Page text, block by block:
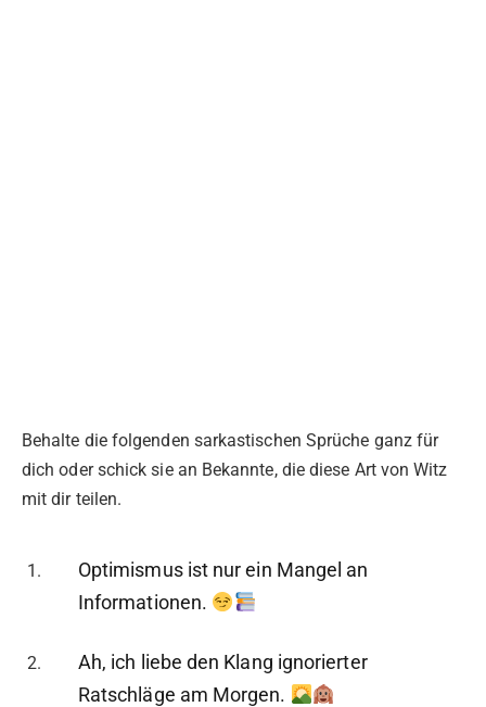
Behalte die folgenden sarkastischen Sprüche ganz für
dich oder schick sie an Bekannte, die diese Art von Witz
mit dir teilen.
Optimismus ist nur ein Mangel an
Informationen.
Ah, ich liebe den Klang ignorierter
Ratschläge am Morgen.